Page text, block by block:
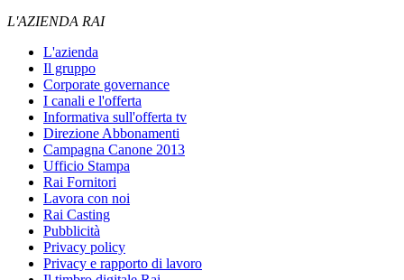
L'AZIENDA RAI
L'azienda
Il gruppo
Corporate governance
I canali e l'offerta
Informativa sull'offerta tv
Direzione Abbonamenti
Campagna Canone 2013
Ufficio Stampa
Rai Fornitori
Lavora con noi
Rai Casting
Pubblicità
Privacy policy
Privacy e rapporto di lavoro